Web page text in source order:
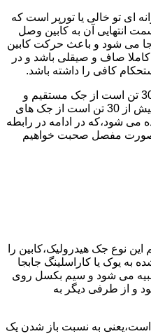
ای تو خالی یا تورپر است که
انتهایی آن به کابین وصل
می شود و باعث حرکت کابین
صاف و صیقلی باشد و در
کافی را داشته باشد.
برای آسانسورهایی که ظرفیتشان 30 تن است از جک مستقیم و
برای آسانسورهایی که ظرفیتشان بیش از 30 تن است از جک های
می شود،که در ادامه در رابطه
صورت مفصل صحبت خواهیم
نوع جک هیدرولیک،کابین را
یوک یا کاراسلینگ جابجا
می شود و سیم بکسل روی
و از طرفی دیگر به
است،یعنی به نسبت باز شدن یک